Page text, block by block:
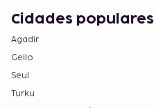
Cidades populares
Agadir
Geilo
Seul
Turku